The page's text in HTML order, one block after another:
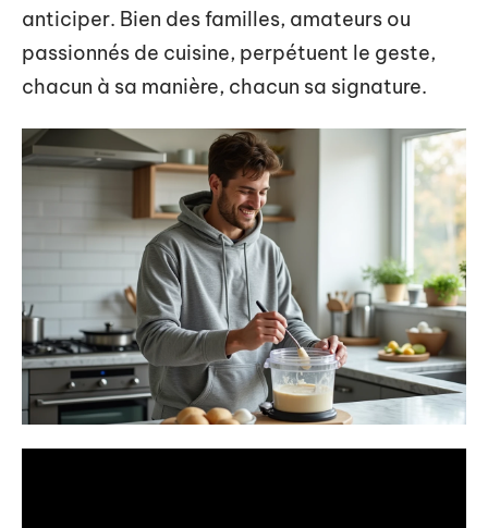
anticiper. Bien des familles, amateurs ou
passionnés de cuisine, perpétuent le geste,
chacun à sa manière, chacun sa signature.